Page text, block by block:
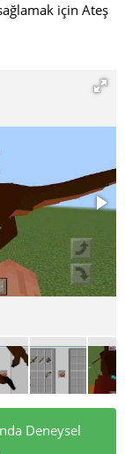
için Ateş
Deneysel